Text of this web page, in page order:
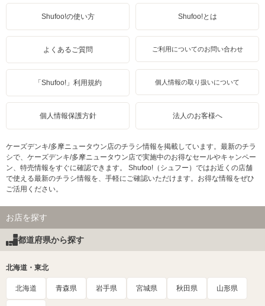
Shufoo!の使い方 Shufoo!とは
よくあるご質問 ご利用についてのお問い合わせ
「Shufoo!」利用規約 個人情報の取り扱いについて
個人情報保護方針 法人のお客様へ
ケーズデンキ/多摩ニュータウン店のチラシ情報を掲載しています。最新のチラ
シで、ケーズデンキ/多摩ニュータウン店で実施中のお得なセールやキャンペー
ン、特売情報をすぐに確認できます。 Shufoo!（シュフー）ではお近くの店舗
で使える最新のチラシ情報を、手軽にご確認いただけます。お得な情報をぜひ
ご活用ください。
お店を探す
都道府県から探す
北海道・東北
北海道 青森県 岩手県 宮城県 秋田県 山形県